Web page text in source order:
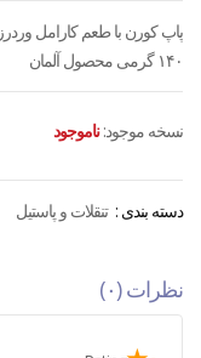
پاپ کورن با طعم کارامل وردرز 140 گرمی werthers orginal
۱۴۰ گرمی محصول آلمان
نسخه موجود: ناموجود
دسته بندی : تنقلات و پاستیل
نظرات (۰)